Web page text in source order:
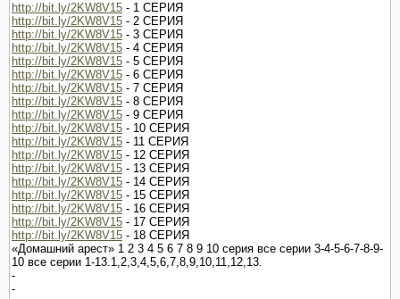
http://bit.ly/2KW8V15 - 1 СЕРИЯ
http://bit.ly/2KW8V15 - 2 СЕРИЯ
http://bit.ly/2KW8V15 - 3 СЕРИЯ
http://bit.ly/2KW8V15 - 4 СЕРИЯ
http://bit.ly/2KW8V15 - 5 СЕРИЯ
http://bit.ly/2KW8V15 - 6 СЕРИЯ
http://bit.ly/2KW8V15 - 7 СЕРИЯ
http://bit.ly/2KW8V15 - 8 СЕРИЯ
http://bit.ly/2KW8V15 - 9 СЕРИЯ
http://bit.ly/2KW8V15 - 10 СЕРИЯ
http://bit.ly/2KW8V15 - 11 СЕРИЯ
http://bit.ly/2KW8V15 - 12 СЕРИЯ
http://bit.ly/2KW8V15 - 13 СЕРИЯ
http://bit.ly/2KW8V15 - 14 СЕРИЯ
http://bit.ly/2KW8V15 - 15 СЕРИЯ
http://bit.ly/2KW8V15 - 16 СЕРИЯ
http://bit.ly/2KW8V15 - 17 СЕРИЯ
http://bit.ly/2KW8V15 - 18 СЕРИЯ
«Домашний арест» 1 2 3 4 5 6 7 8 9 10 серия все серии 3-4-5-6-7-8-9-
10 все серии 1-13.1,2,3,4,5,6,7,8,9,10,11,12,13.
-
-